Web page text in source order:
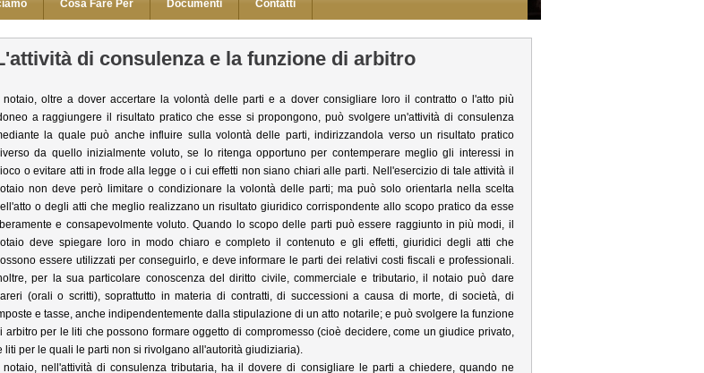
Cosa Fare Per Documenti Contatti
di consulenza e la funzione di arbitro
Il notaio, oltre a dover accertare la volontà delle parti e a dover consigliare loro il contratto o l'atto più
a raggiungere il risultato pratico che esse si propongono, può svolgere un'attività di consulenza
la quale può anche influire sulla volontà delle parti, indirizzandola verso un risultato pratico
da quello inizialmente voluto, se lo ritenga opportuno per contemperare meglio gli interessi in
o evitare atti in frode alla legge o i cui effetti non siano chiari alle parti. Nell'esercizio di tale attività il
non deve però limitare o condizionare la volontà delle parti; ma può solo orientarla nella scelta
o degli atti che meglio realizzano un risultato giuridico corrispondente allo scopo pratico da esse
e consapevolmente voluto. Quando lo scopo delle parti può essere raggiunto in più modi, il
deve spiegare loro in modo chiaro e completo il contenuto e gli effetti, giuridici degli atti che
essere utilizzati per conseguirlo, e deve informare le parti dei relativi costi fiscali e professionali.
per la sua particolare conoscenza del diritto civile, commerciale e tributario, il notaio può dare
(orali o scritti), soprattutto in materia di contratti, di successioni a causa di morte, di società, di
e tasse, anche indipendentemente dalla stipulazione di un atto notarile; e può svolgere la funzione
arbitro per le liti che possono formare oggetto di compromesso (cioè decidere, come un giudice privato,
liti per le quali le parti non si rivolgano all'autorità giudiziaria).
Il notaio, nell'attività di consulenza tributaria, ha il dovere di consigliare le parti a chiedere, quando ne